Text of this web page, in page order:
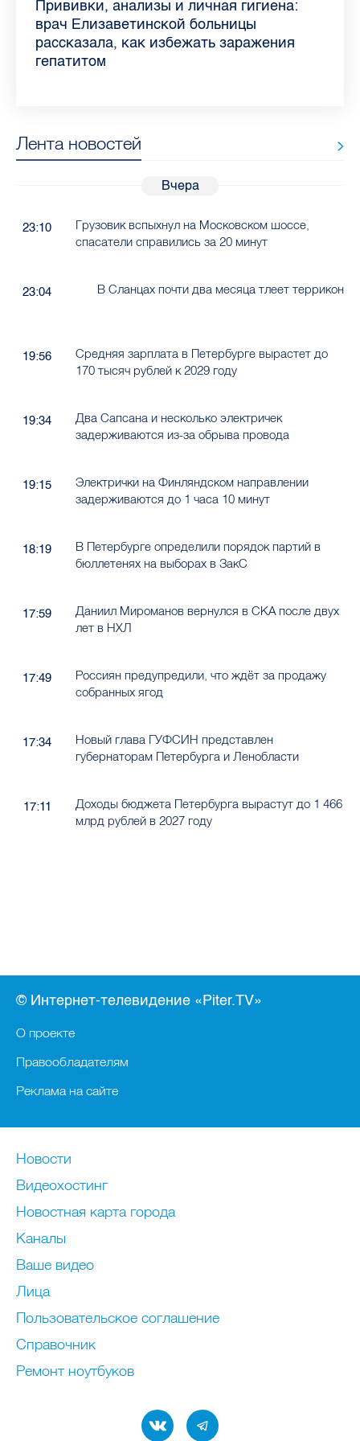
Piter.TV находится в ТОП-10 рейтинга
самых цитируемых СМИ Петербурга и
Ленобласти во II квартале 2026 года
Прививки, анализы и личная гигиена:
врач Елизаветинской больницы
рассказала, как избежать заражения
гепатитом
Как обезопасить ребенка летом: советы
педиатра для родителей
Проходные баллы в вузах СПб — 2026:
где самый высокий и самый низкий
конкурс
Врач назвала неожиданные причины
воспаления ахиллова сухожилия летом
Декрет без потери дохода: эксперт
рассказала о возможностях для
работающих родителей
Что такое рассеянный склероз: невролог
Елизаветинской больницы ответила на
главные вопросы о заболевании
Бамбл с вишней и лимонад с имбирем:
какие напитки можно приготовить дома
в жару
Лента новостей
Вчера
23:10
Грузовик вспыхнул на Московском шоссе,
спасатели справились за 20 минут
23:04 В Сланцах почти два месяца тлеет террикон
19:56
Средняя зарплата в Петербурге вырастет до
170 тысяч рублей к 2029 году
19:34
Два Сапсана и несколько электричек
задерживаются из-за обрыва провода
19:15
Электрички на Финляндском направлении
задерживаются до 1 часа 10 минут
18:19
В Петербурге определили порядок партий в
бюллетенях на выборах в ЗакС
17:59
Даниил Мироманов вернулся в СКА после двух
лет в НХЛ
17:49
Россиян предупредили, что ждёт за продажу
собранных ягод
17:34
Новый глава ГУФСИН представлен
губернаторам Петербурга и Ленобласти
17:11
Доходы бюджета Петербурга вырастут до 1 466
млрд рублей в 2027 году
© Интернет-телевидение «Piter.TV»
О проекте
Правообладателям
Реклама на сайте
Новости
Видеохостинг
Новостная карта города
Каналы
Ваше видео
Лица
Пользовательское соглашение
Справочник
Ремонт нoутбуков